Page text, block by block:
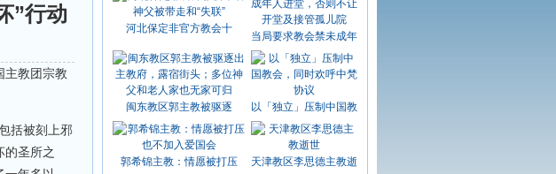
”行动
主教团宗教
括被刻上邪
的圣所之
河北保定非官方教会十
当局要求教会禁未成年
闽东教区郭主教被驱逐 以「独立」压制中国教
郭希锦主教：情愿被打压 天津教区李思德主教逝